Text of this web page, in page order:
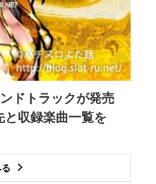
ドトラックが発売
と収録楽曲一覧を